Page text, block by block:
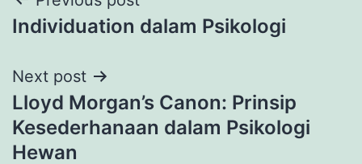
navigation
Individuation dalam Psikologi
Next post
Lloyd Morgan’s Canon: Prinsip
Kesederhanaan dalam Psikologi
Hewan